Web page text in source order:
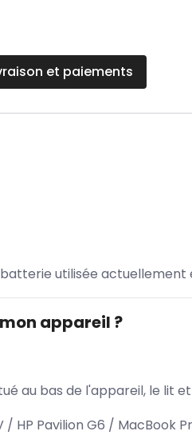
et paiements
utilisée
appareil ?
au bas de l'appareil, le lit
HP Pavilion G6 / MacBook